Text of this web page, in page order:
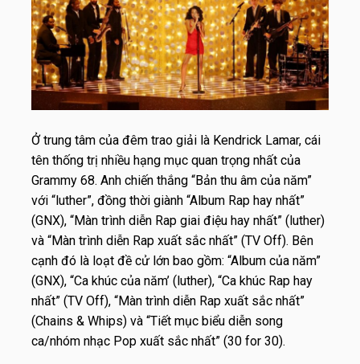
Ở trung tâm của đêm trao giải là Kendrick Lamar, cái
tên thống trị nhiều hạng mục quan trọng nhất của
Grammy 68. Anh chiến thắng “Bản thu âm của năm”
với “luther”, đồng thời giành “Album Rap hay nhất”
(GNX), “Màn trình diễn Rap giai điệu hay nhất” (luther)
và “Màn trình diễn Rap xuất sắc nhất” (TV Off). Bên
cạnh đó là loạt đề cử lớn bao gồm: “Album của năm”
(GNX), “Ca khúc của năm’ (luther), “Ca khúc Rap hay
nhất” (TV Off), “Màn trình diễn Rap xuất sắc nhất”
(Chains & Whips) và “Tiết mục biểu diễn song
ca/nhóm nhạc Pop xuất sắc nhất” (30 for 30).